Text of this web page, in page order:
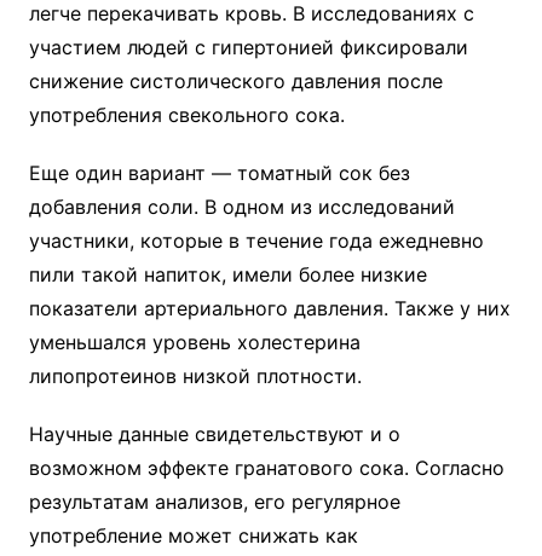
легче перекачивать кровь. В исследованиях с
участием людей с гипертонией фиксировали
снижение систолического давления после
употребления свекольного сока.
Еще один вариант — томатный сок без
добавления соли. В одном из исследований
участники, которые в течение года ежедневно
пили такой напиток, имели более низкие
показатели артериального давления. Также у них
уменьшался уровень холестерина
липопротеинов низкой плотности.
Научные данные свидетельствуют и о
возможном эффекте гранатового сока. Согласно
результатам анализов, его регулярное
употребление может снижать как